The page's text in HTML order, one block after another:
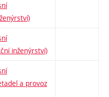
inženýrství)
a provoz